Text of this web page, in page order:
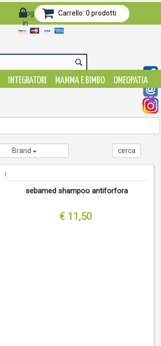
Log-
in
Carrello: 0 prodotti
INTEGRATORI MAMMA E BIMBO
OMEOPATIA
Brand
!
sebamed shampoo antiforfora
€ 11,50